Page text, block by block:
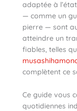
adaptée à
— comme un
pierre — sont
atteindre un
fiables, telles
complètent ce
Ce guide vous
quotidiennes